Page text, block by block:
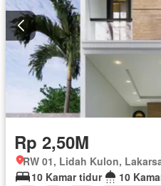
Rp 2,50M
RW 01, Lidah Kulon,
10 Kamar tidur
10